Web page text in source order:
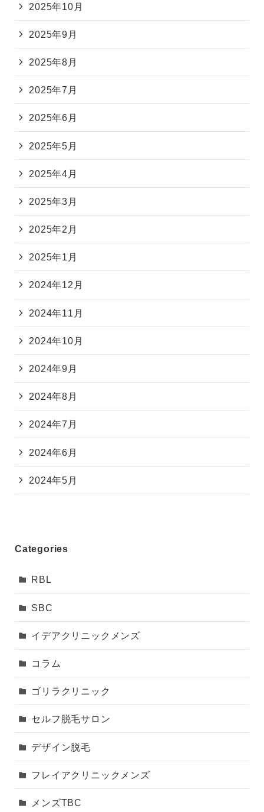
2025年10月
2025年9月
2025年8月
2025年7月
2025年6月
2025年5月
2025年4月
2025年3月
2025年2月
2025年1月
2024年12月
2024年11月
2024年10月
2024年9月
2024年8月
2024年7月
2024年6月
2024年5月
Categories
RBL
SBC
イデアクリニックメンズ
コラム
ゴリラクリニック
セルフ脱毛サロン
デザイン脱毛
フレイアクリニックメンズ
メンズTBC